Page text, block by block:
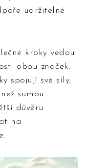
udržitelné
kroky vedou
obou značek.
spojují své síly,
sumou
důvěru
na